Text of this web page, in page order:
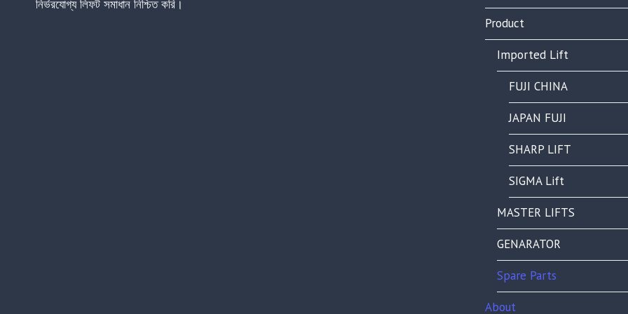
নির্ভরযোগ্য লিফট সমাধান নিশ্চিত করি।
Product
Imported Lift
FUJI CHINA
JAPAN FUJI
SHARP LIFT
SIGMA Lift
MASTER LIFTS
GENARATOR
Spare Parts
About